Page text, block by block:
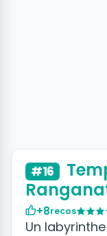
#16
+8recos
Un